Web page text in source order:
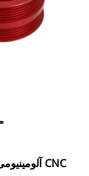
موتور خودکار قرقره فلت تسمه V آلومینیومی CNC